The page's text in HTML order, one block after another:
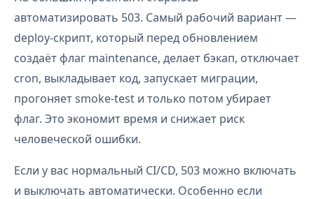
автоматизировать 503. Самый рабочий вариант —
deploy-скрипт, который перед обновлением
создаёт флаг maintenance, делает бэкап, отключает
cron, выкладывает код, запускает миграции,
прогоняет smoke-test и только потом убирает
флаг. Это экономит время и снижает риск
человеческой ошибки.
Если у вас нормальный CI/CD, 503 можно включать
и выключать автоматически. Особенно если